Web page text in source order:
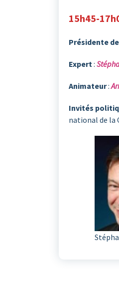
15h45-
Présidente
Expert :
Animateur:
Invités
national de la